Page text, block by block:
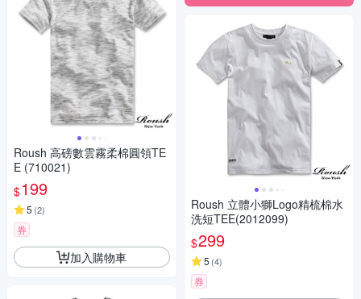
Roush 高磅數雲霧柔棉圓領TE
E (710021)
$199
5 (2)
券
加入購物車
Roush 立體小獅Logo精梳棉水
洗短TEE(2012099)
$299
5 (4)
券